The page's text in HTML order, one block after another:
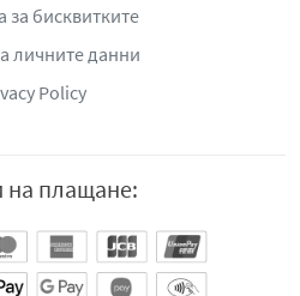
за бисквитките
личните данни
Policy
на плащане: